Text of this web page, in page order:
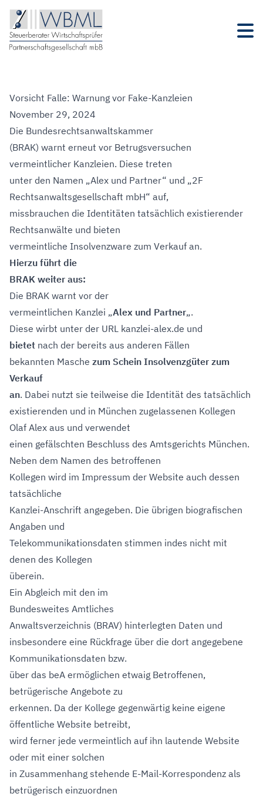
Vorsicht Falle: Warnung vor Fake-Kanzleien
November 29, 2024
Die Bundesrechtsanwaltskammer
(BRAK) warnt erneut vor Betrugsversuchen
vermeintlicher Kanzleien. Diese treten
unter den Namen „Alex und Partner“ und „2F
Rechtsanwaltsgesellschaft mbH“ auf,
missbrauchen die Identitäten tatsächlich existierender
Rechtsanwälte und bieten
vermeintliche Insolvenzware zum Verkauf an.
Hierzu führt die
BRAK weiter aus:
Die BRAK warnt vor der
vermeintlichen Kanzlei „Alex und Partner„.
Diese wirbt unter der URL kanzlei-alex.de und
bietet nach der bereits aus anderen Fällen
bekannten Masche zum Schein Insolvenzgüter zum
Verkauf
an. Dabei nutzt sie teilweise die Identität des tatsächlich
existierenden und in München zugelassenen Kollegen
Olaf Alex aus und verwendet
einen gefälschten Beschluss des Amtsgerichts München.
Neben dem Namen des betroffenen
Kollegen wird im Impressum der Website auch dessen
tatsächliche
Kanzlei-Anschrift angegeben. Die übrigen biografischen
Angaben und
Telekommunikationsdaten stimmen indes nicht mit
denen des Kollegen
überein.
Ein Abgleich mit den im
Bundesweites Amtliches
Anwaltsverzeichnis (BRAV) hinterlegten Daten und
insbesondere eine Rückfrage über die dort angegebene
Kommunikationsdaten bzw.
über das beA ermöglichen etwaig Betroffenen,
betrügerische Angebote zu
erkennen. Da der Kollege gegenwärtig keine eigene
öffentliche Website betreibt,
wird ferner jede vermeintlich auf ihn lautende Website
oder mit einer solchen
in Zusammenhang stehende E-Mail-Korrespondenz als
betrügerisch einzuordnen